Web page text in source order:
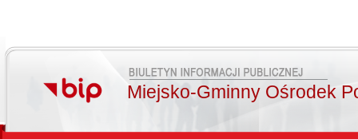
Miejsko-Gminny Ośrodek